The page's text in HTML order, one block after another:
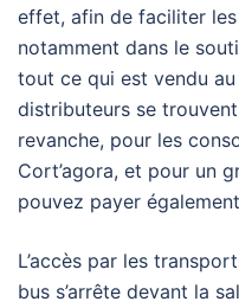
effet, afin de faciliter
notamment dans le
tout ce qui est vendu
distributeurs se
revanche, pour les
Cort’agora, et pour un
pouvez payer
L’accès par les
bus s’arrête devant la